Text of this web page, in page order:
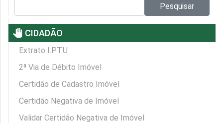
Pesquisar
pan_tool CIDADÃO
Extrato I.P.T.U
2ª Via de Débito Imóvel
Certidão de Cadastro Imóvel
Certidão Negativa de Imóvel
Validar Certidão Negativa de Imóvel